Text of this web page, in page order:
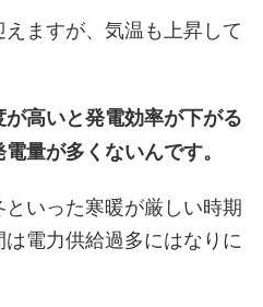
ますが、気温も上昇して
高いと発電効率が下がる
量が多くないんです。
いった寒暖が厳しい時期
電力供給過多にはなりに